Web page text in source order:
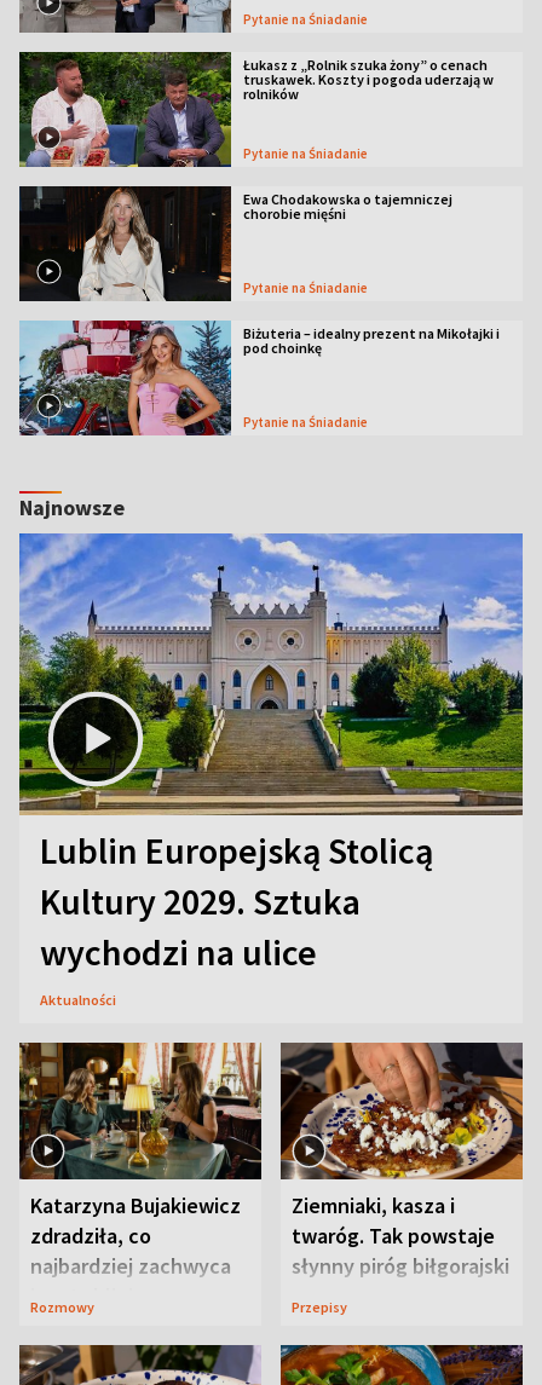
Pytanie na Śniadanie
Łukasz z „Rolnik szuka żony” o cenach
truskawek. Koszty i pogoda uderzają w
rolników
Pytanie na Śniadanie
Ewa Chodakowska o tajemniczej
chorobie mięśni
Pytanie na Śniadanie
Biżuteria – idealny prezent na Mikołajki i
pod choinkę
Pytanie na Śniadanie
Najnowsze
Lublin Europejską Stolicą
Kultury 2029. Sztuka
wychodzi na ulice
Aktualności
Katarzyna Bujakiewicz
zdradziła, co
najbardziej zachwyca
ją w Lublinie
Rozmowy
Ziemniaki, kasza i
twaróg. Tak powstaje
słynny piróg biłgorajski
Przepisy